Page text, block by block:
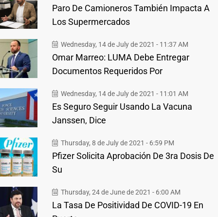
Paro De Camioneros También Impacta A
Los Supermercados
Wednesday, 14 de July de 2021 - 11:37 AM
Omar Marreo: LUMA Debe Entregar
Documentos Requeridos Por
Wednesday, 14 de July de 2021 - 11:01 AM
Es Seguro Seguir Usando La Vacuna
Janssen, Dice
Thursday, 8 de July de 2021 - 6:59 PM
Pfizer Solicita Aprobación De 3ra Dosis De
Su
Thursday, 24 de June de 2021 - 6:00 AM
La Tasa De Positividad De COVID-19 En